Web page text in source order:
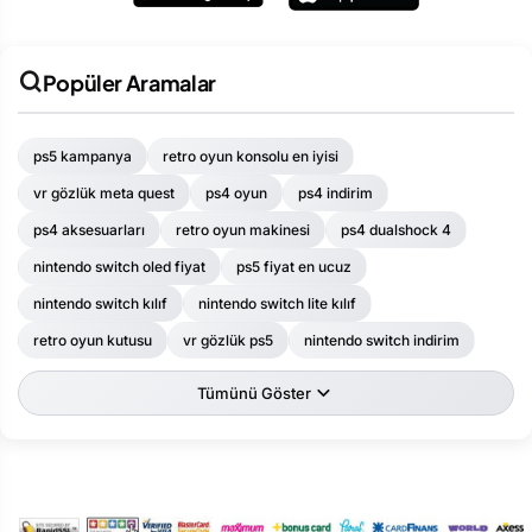
mevcuttur. Hafta içi 15:00 kadar verilen siparişler aynı gün
Popüler Aramalar
ps5 kampanya retro oyun konsolu en iyisi
vr gözlük meta quest ps4 oyun ps4 indirim
ps4 aksesuarları retro oyun makinesi ps4 dualshock 4
nintendo switch oled fiyat ps5 fiyat en ucuz
nintendo switch kılıf nintendo switch lite kılıf
retro oyun kutusu vr gözlük ps5 nintendo switch indirim
Tümünü Göster